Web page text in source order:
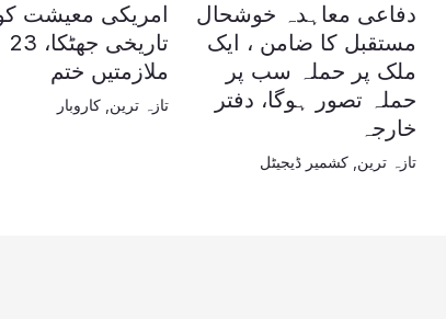
دفاعی معاہدہ خوشحال
مستقبل کا ضامن ، ایک
ملک پر حملہ سب پر
حملہ تصور ہوگا، دفتر
خارجہ
تازہ ترین ,کشمیر ڈیجیٹل
امریکی معیشت
ملازمتیں ختم
تازہ ترین ,کاروبار